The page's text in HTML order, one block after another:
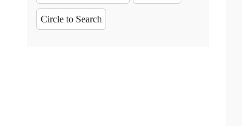
Circle to Search